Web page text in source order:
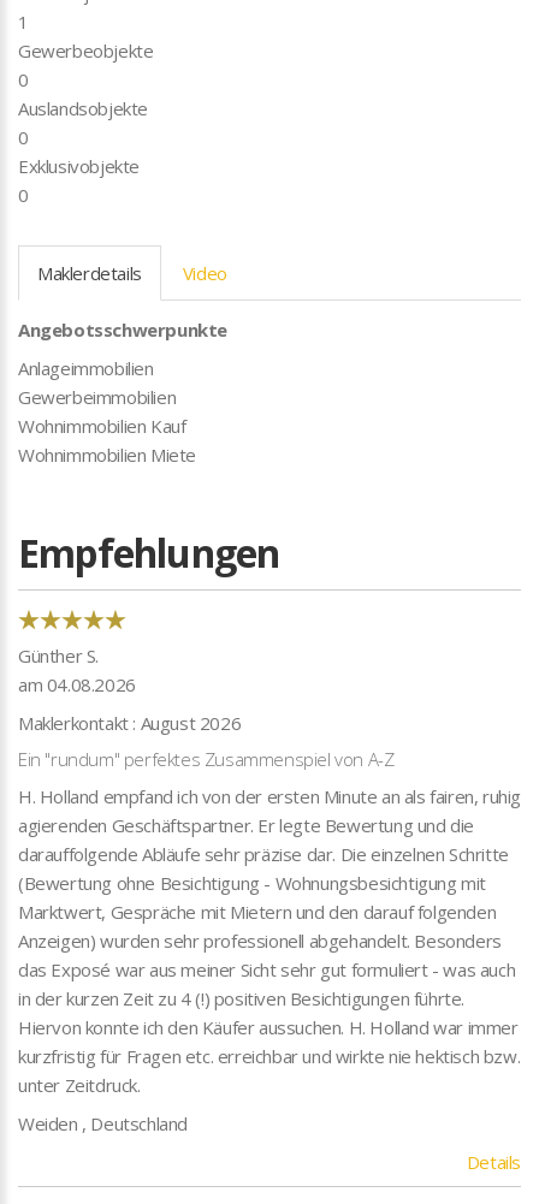
1
Gewerbeobjekte
0
Auslandsobjekte
0
Exklusivobjekte
0
Maklerdetails Video
Angebotsschwerpunkte
Anlageimmobilien
Gewerbeimmobilien
Wohnimmobilien Kauf
Wohnimmobilien Miete
Empfehlungen
Günther S.
am 04.08.2026
Maklerkontakt : August 2026
Ein "rundum" perfektes Zusammenspiel von A-Z
H. Holland empfand ich von der ersten Minute an als fairen, ruhig
agierenden Geschäftspartner. Er legte Bewertung und die
darauffolgende Abläufe sehr präzise dar. Die einzelnen Schritte
(Bewertung ohne Besichtigung - Wohnungsbesichtigung mit
Marktwert, Gespräche mit Mietern und den darauf folgenden
Anzeigen) wurden sehr professionell abgehandelt. Besonders
das Exposé war aus meiner Sicht sehr gut formuliert - was auch
in der kurzen Zeit zu 4 (!) positiven Besichtigungen führte.
Hiervon konnte ich den Käufer aussuchen. H. Holland war immer
kurzfristig für Fragen etc. erreichbar und wirkte nie hektisch bzw.
unter Zeitdruck.
Weiden , Deutschland
Details